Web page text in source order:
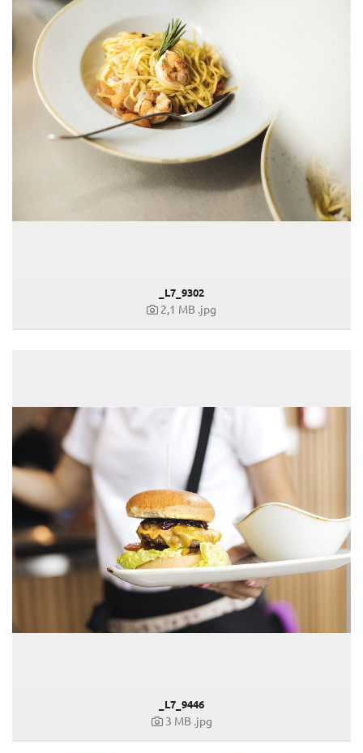
_L7_9302
2,1 MB .jpg
_L7_9446
3 MB .jpg